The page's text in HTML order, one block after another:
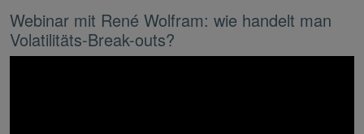
Webinar mit René Wolfram: wie handelt man
Volatilitäts-Break-outs?